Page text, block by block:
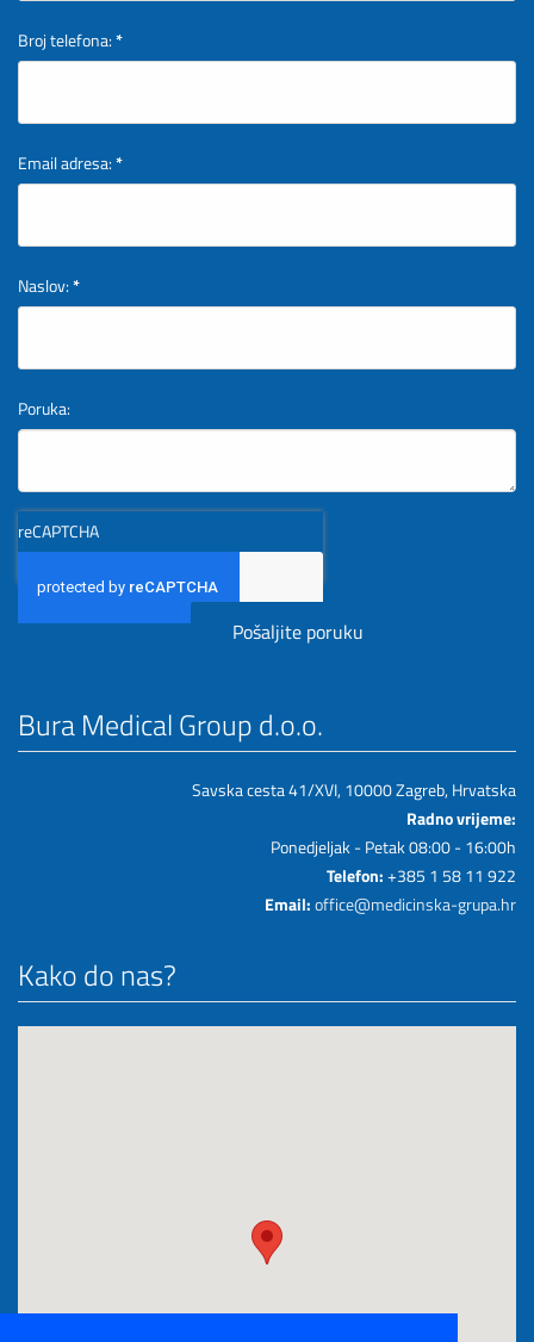
Broj telefona:*
Email adresa:*
Naslov:*
Poruka:
reCAPTCHA
Bura Medical Group d.o.o.
Savska cesta 41/XVI, 10000 Zagreb, Hrvatska
Radno vrijeme:
Ponedjeljak - Petak 08:00 - 16:00h
Telefon:+385 1 58 11 922
Email:office@medicinska-grupa.hr
Kako do nas?